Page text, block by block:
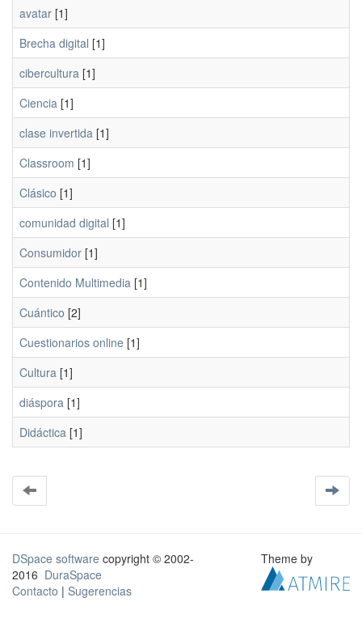
avatar [1]
Brecha digital [1]
cibercultura [1]
Ciencia [1]
clase invertida [1]
Classroom [1]
Clásico [1]
comunidad digital [1]
Consumidor [1]
Contenido Multimedia [1]
Cuántico [2]
Cuestionarios online [1]
Cultura [1]
diáspora [1]
Didáctica [1]
DSpace software copyright © 2002-
2016 DuraSpace
Contacto | Sugerencias
Theme by